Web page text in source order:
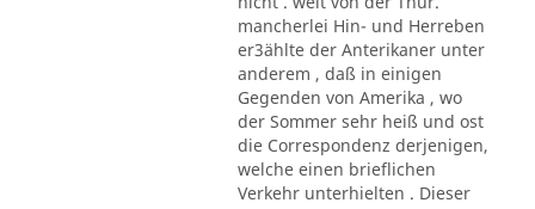
mancherlei Hin- und Herreben
er3ählte der Anterikaner unter
anderem , daß in einigen
Gegenden von Amerika , wo
der Sommer sehr heiß und ost
die Correspondenz derjenigen,
welche einen brieflichen
Verkehr unterhielten . Dieser